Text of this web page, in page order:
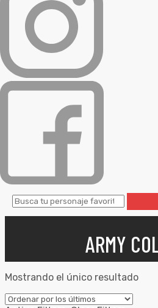
ARMY
Mostrando el único resultado